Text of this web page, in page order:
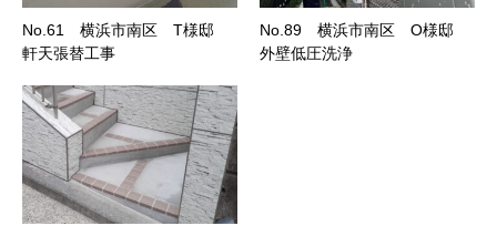
No.61 横浜市南区 T様邸
軒天張替工事
No.89 横浜市南区 O様邸
外壁低圧洗浄